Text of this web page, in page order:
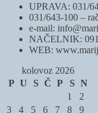
UPRAVA: 031/
031/643-100 –
e-mail:
NAČELNIK:
WEB:
kolovoz 2026
P U S Č P S N
1
2
3
4 5 6 7 8
9